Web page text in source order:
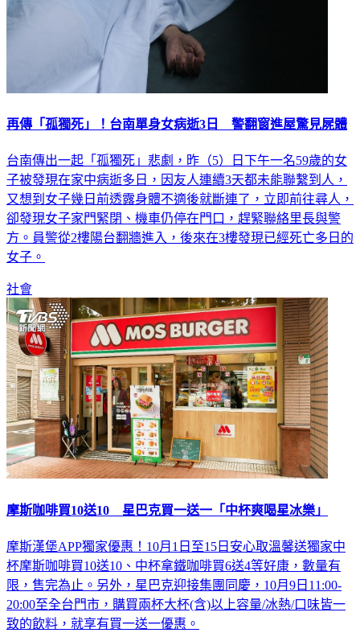
再傳「孤獨死」！台南單身女病逝3日 警翻窗進屋驚見屍體
台南傳出一起「孤獨死」悲劇，昨（5）日下午一名59歲的女
子被發現在家中病逝多日，因友人連續3天都未能聯繫到人，
又想到女子幾日前透露身體不適後就斷連了，立即前往尋人，
卻發現女子家門緊閉、機車仍停在門口，趕緊聯絡里長與警
方。員警從2樓陽台翻牆進入，後來在3樓發現已經死亡多日的
女子。
社會
摩斯咖啡買10送10 星巴克買一送一「中杯爽喝星冰樂」
摩斯漢堡APP獨家優惠！10月1日至15日安心取溫馨送獨家中
杯摩斯咖啡買10送10、中杯拿鐵咖啡買6送4等好康，數量有
限，售完為止。另外，星巴克迎接集團同慶，10月9日11:00-
20:00至全台門市，購買兩杯大杯(含)以上容量/冰熱/口味皆一
致的飲料，就享有買一送一優惠。